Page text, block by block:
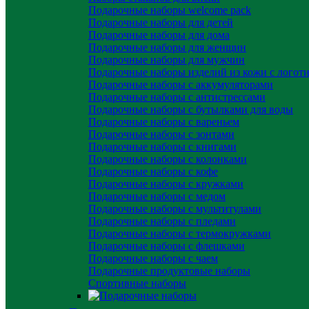
Подарочные наборы welcome pack
Подарочные наборы для детей
Подарочные наборы для дома
Подарочные наборы для женщин
Подарочные наборы для мужчин
Подарочные наборы изделий из кожи с
Подарочные наборы с аккумуляторами
Подарочные наборы с антистрессами
Подарочные наборы с бутылками для воды
Подарочные наборы с вареньем
Подарочные наборы с зонтами
Подарочные наборы с книгами
Подарочные наборы с колонками
Подарочные наборы с кофе
Подарочные наборы с кружками
Подарочные наборы с медом
Подарочные наборы с мультитулами
Подарочные наборы с пледами
Подарочные наборы с термокружками
Подарочные наборы с флешками
Подарочные наборы с чаем
Подарочные продуктовые наборы
Спортивные наборы